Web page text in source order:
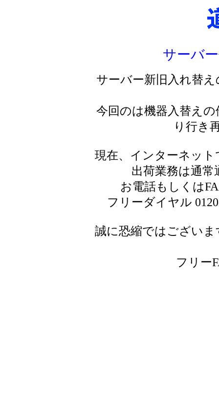
サーバ
サーバー新旧入れ替
今回のは機器入替え
り行き
現在、インターネッ
出荷業務は通
お電話もしくは
フリーダイヤル
誠に恐縮ではござい
フリー